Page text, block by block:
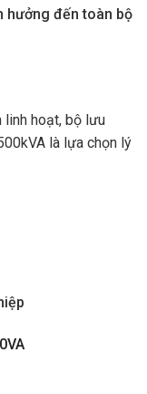
hưởng đến toàn bộ
linh hoạt, bộ lưu
là lựa chọn lý